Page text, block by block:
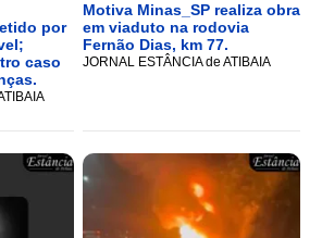
por
caso
Motiva Minas_SP realiza obra
em viaduto na rodovia
Fernão Dias, km 77.
JORNAL ESTÂNCIA de ATIBAIA